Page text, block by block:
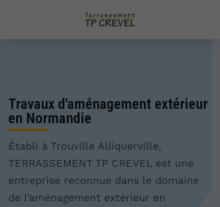
Travaux d'aménagement extérieur
en Normandie
Établi à Trouville Alliquerville,
TERRASSEMENT TP CREVEL est une
entreprise reconnue dans le domaine
de l’aménagement extérieur en